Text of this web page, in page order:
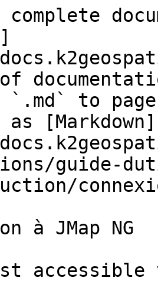
`.md` to
[Markdown]
guide-
à JMap NG
est